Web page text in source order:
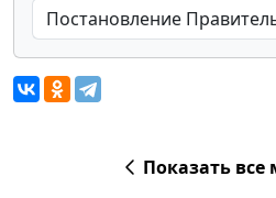
Показать